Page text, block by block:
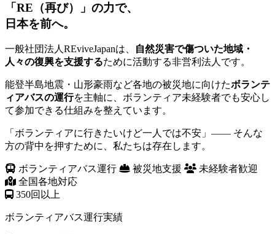
「RE（再び）」の力で、
日本を前へ。
一般社団法人REviveJapanは、
自然災害で傷ついた地域・
人々の復興を支援するために活動する非営利法人です。
能登半島地震・山形豪雨など各地の被災地に向けたボランテ
ィアバスの運行を主軸に、ボランティア未経験者でも安心し
て参加できる仕組みを整えています。
「ボランティアに行きたいけど一人では不安」—— そんな
方の背中を押すために、私たちは存在します。
ボランティアバス運行 被災地支援
未経験者歓迎
全国各地対応
350回以上
ボランティアバス運行実績